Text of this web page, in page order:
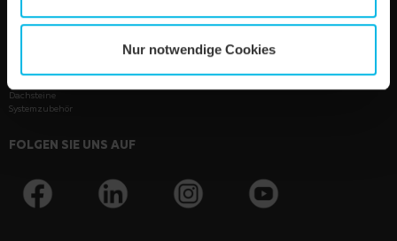
Nur notwendige Cookies
Telefon: +49 82 72 / 86 - 0
Fax: +49 82 72 / 86 - 500
de.info@wienerberger.com
Dachsteine
Systemzubehör
FOLGEN SIE UNS AUF